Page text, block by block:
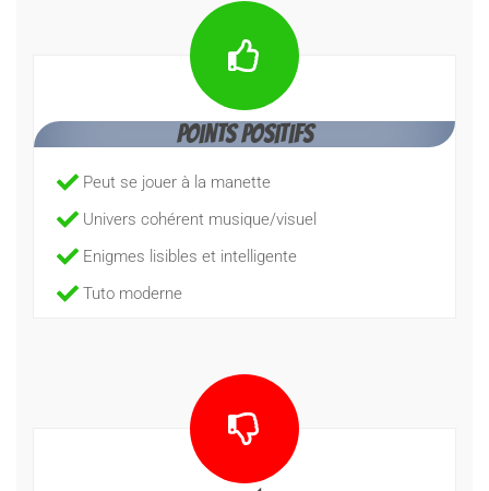
Points Positifs
Peut se jouer à la manette
Univers cohérent musique/visuel
Enigmes lisibles et intelligente
Tuto moderne